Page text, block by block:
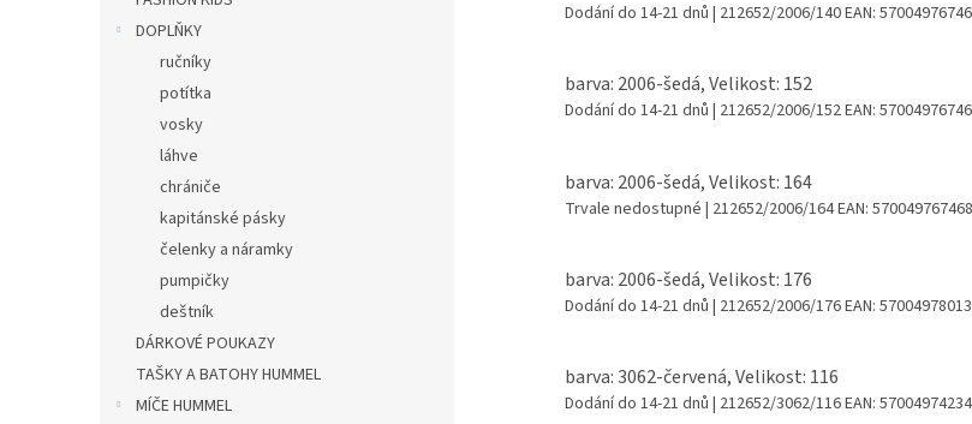
DOPLŇKY
ručníky
potítka
vosky
láhve
chrániče
kapitánské pásky
čelenky a náramky
pumpičky
deštník
DÁRKOVÉ POUKAZY
TAŠKY A BATOHY HUMMEL
MÍČE HUMMEL
Dodání do 14-21 dnů | 212652/2006/140EAN:
barva: 2006-šedá, Velikost: 152
Dodání do 14-21 dnů | 212652/2006/152EAN:
barva: 2006-šedá, Velikost: 164
Trvale nedostupné | 212652/2006/164EAN:
barva: 2006-šedá, Velikost: 176
Dodání do 14-21 dnů | 212652/2006/176EAN:
barva: 3062-červená, Velikost: 116
Dodání do 14-21 dnů | 212652/3062/116EAN: